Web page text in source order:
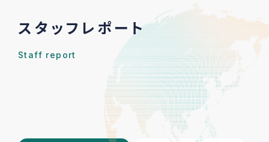
スタッフレポート
Staff report